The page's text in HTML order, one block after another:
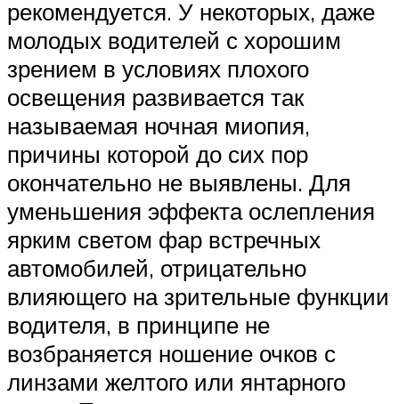
рекомендуется. У некоторых, даже
молодых водителей с хорошим
зрением в условиях плохого
освещения развивается так
называемая ночная миопия,
причины которой до сих пор
окончательно не выявлены. Для
уменьшения эффекта ослепления
ярким светом фар встречных
автомобилей, отрицательно
влияющего на зрительные функции
водителя, в принципе не
возбраняется ношение очков с
линзами желтого или янтарного